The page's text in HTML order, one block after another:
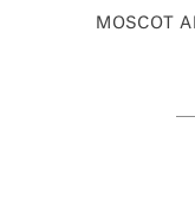
MOSCOT